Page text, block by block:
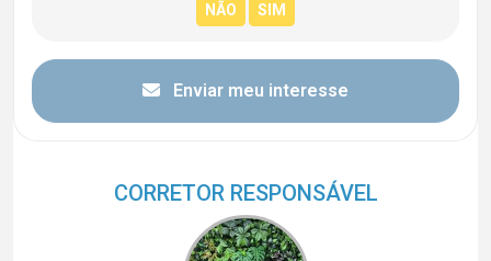
Enviar meu interesse
CORRETOR RESPONSÁVEL